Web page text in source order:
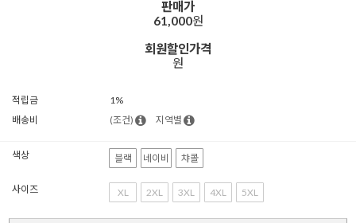
판매가
61,000원
회원할인가격
원
적립금
1%
배송비
(조건) 지역별
색상 블랙 네이비 챠콜
사이즈 XL 2XL 3XL 4XL 5XL